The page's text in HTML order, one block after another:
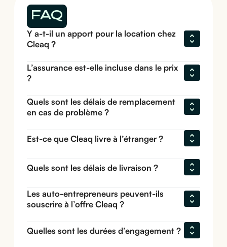
FAQ
Y a-t-il un apport pour la location chez
Cleaq ?
L’assurance est-elle incluse dans le prix
?
Quels sont les délais de remplacement
en cas de problème ?
Est-ce que Cleaq livre à l’étranger ?
Quels sont les délais de livraison ?
Les auto-entrepreneurs peuvent-ils
souscrire à l’offre Cleaq ?
Quelles sont les durées d’engagement ?